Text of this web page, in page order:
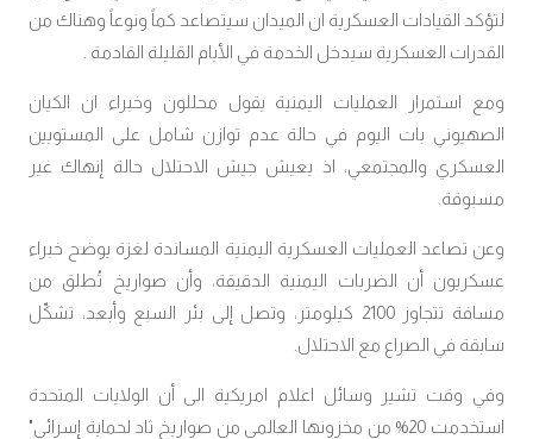
لتؤكد القيادات العسكرية ان الميدان سيتصاعد كماً ونوعاً وهناك من
القدرات العسكرية سيدخل الخدمة في الأيام القليلة القادمة .
ومع استمرار العمليات اليمنية يقول محللون وخبراء ان الكيان
الصهيوني بات اليوم في حالة عدم توازن شامل على المستويين
العسكري والمجتمعي، اذ يعيش جيش الاحتلال حالة إنهاك غير
مسبوقة.
وعن تصاعد العمليات العسكرية اليمنية المساندة لغزة يوضح خبراء
عسكريون أن الضربات اليمنية الدقيقة، وأن صواريخ تُطلق من
مسافة تتجاوز 2100 كيلومتر، وتصل إلى بئر السبع وأبعد، تشكّل
سابقة في الصراع مع الاحتلال.
وفي وقت تشير وسائل اعلام امريكية الى أن الولايات المتحدة
استخدمت 20% من مخزونها العالمي من صواريخ ثاد لحماية إسرائي"